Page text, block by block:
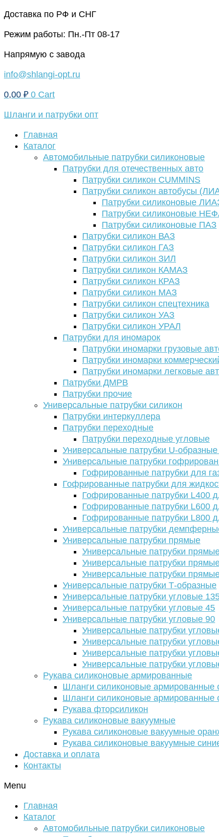
Перейти
содержимому
Доставка по РФ и СНГ
Режим работы: Пн.-Пт 08-17
Напрямую с завода
info@shlangi-opt.ru
0,00 ₽ 0 Cart
Шланги и патрубки опт
Главная
Каталог
Автомобильные патрубки силиконовые
Патрубки для отечественных авто
Патрубки силикон CUMMINS
Патрубки силикон автобусы
Патрубки силиконовые
Патрубки силиконовые
Патрубки силиконовые ПАЗ
Патрубки силикон ВАЗ
Патрубки силикон ГАЗ
Патрубки силикон ЗИЛ
Патрубки силикон КАМАЗ
Патрубки силикон КРАЗ
Патрубки силикон МАЗ
Патрубки силикон спецтехника
Патрубки силикон УАЗ
Патрубки силикон УРАЛ
Патрубки для иномарок
Патрубки иномарки грузовые
Патрубки иномарки
Патрубки иномарки легковые
Патрубки ДМРВ
Патрубки прочие
Универсальные патрубки силикон
Патрубки интеркуллера
Патрубки переходные
Патрубки переходные угловые
Универсальные патрубки U-
Универсальные патрубки
Гофрированные патрубки для
Гофрированные патрубки для
Гофрированные патрубки L400
Гофрированные патрубки L600
Гофрированные патрубки L800
Универсальные патрубки
Универсальные патрубки прямые
Универсальные патрубки
Универсальные патрубки
Универсальные патрубки
Универсальные патрубки Т-образные
Универсальные патрубки угловые
Универсальные патрубки угловые 45
Универсальные патрубки угловые 90
Универсальные патрубки
Универсальные патрубки
Универсальные патрубки
Универсальные патрубки
Рукава силиконовые армированные
Шланги силиконовые армированные
Шланги силиконовые армированные
Рукава фторсиликон
Рукава силиконовые вакуумные
Рукава силиконовые вакуумные
Рукава силиконовые вакуумные
Доставка и оплата
Контакты
Menu
Главная
Каталог
Автомобильные патрубки силиконовые